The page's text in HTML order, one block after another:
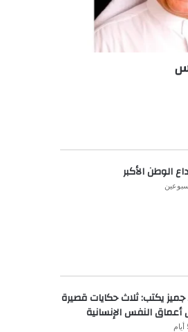
الوطن الأكبر
يكتب: ثلاث حكايات قصيرة
النفس الإنسانية